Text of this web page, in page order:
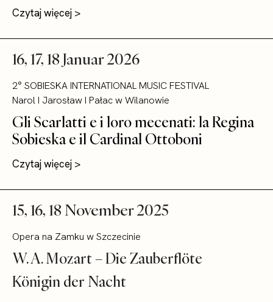
Czytaj więcej >
16, 17, 18 Januar 2026
2° SOBIESKA INTERNATIONAL MUSIC FESTIVAL
Narol I Jarosław I Pałac w Wilanowie
Gli Scarlatti e i loro mecenati: la Regina
Sobieska e il Cardinal Ottoboni
Czytaj więcej >
15, 16, 18 November 2025
Opera na Zamku w Szczecinie
W. A. Mozart – Die Zauberflöte
Königin der Nacht